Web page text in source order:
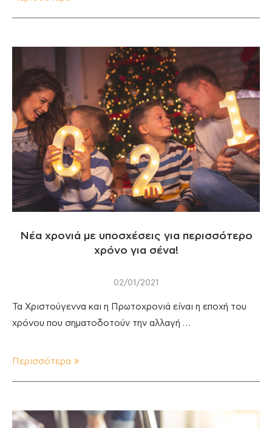
Νέα χρονιά με υποσχέσεις για περισσότερο
χρόνο για σένα!
02/01/2021
Τα Χριστούγεννα και η Πρωτοχρονιά είναι η εποχή του
χρόνου που σηματοδοτούν την αλλαγή …
Περισσότερα